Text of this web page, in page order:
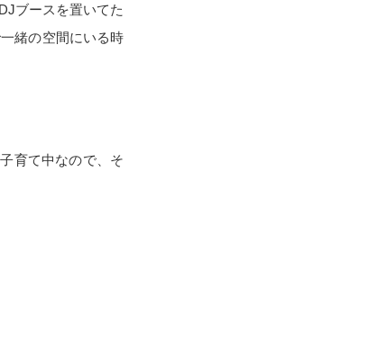
ブースを置いてた
緒の空間にいる時
育て中なので、そ